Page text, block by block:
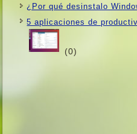
¿Por qué desinstalo
5 aplicaciones de
(0)